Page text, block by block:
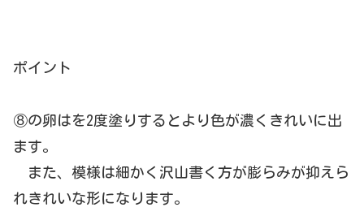
ポイント
⑧の卵はを2度塗りするとより色が濃くきれいに出
ます。
また、 模様は細かく沢山書く方が膨らみが抑えら
れきれいな形になります。